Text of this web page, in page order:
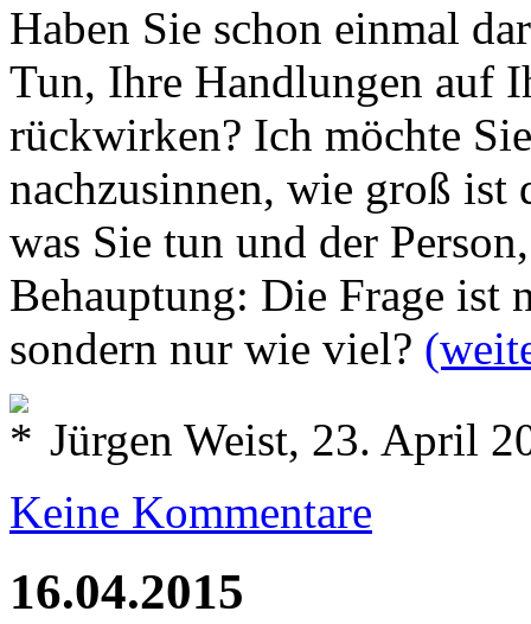
Haben Sie schon einmal
Tun, Ihre Handlungen auf
rückwirken? Ich möchte
nachzusinnen, wie groß ist
was Sie tun und der
Behauptung: Die Frage ist
sondern nur wie viel?
Jürgen Weist, 23. April
Keine Kommentare
16.04.2015